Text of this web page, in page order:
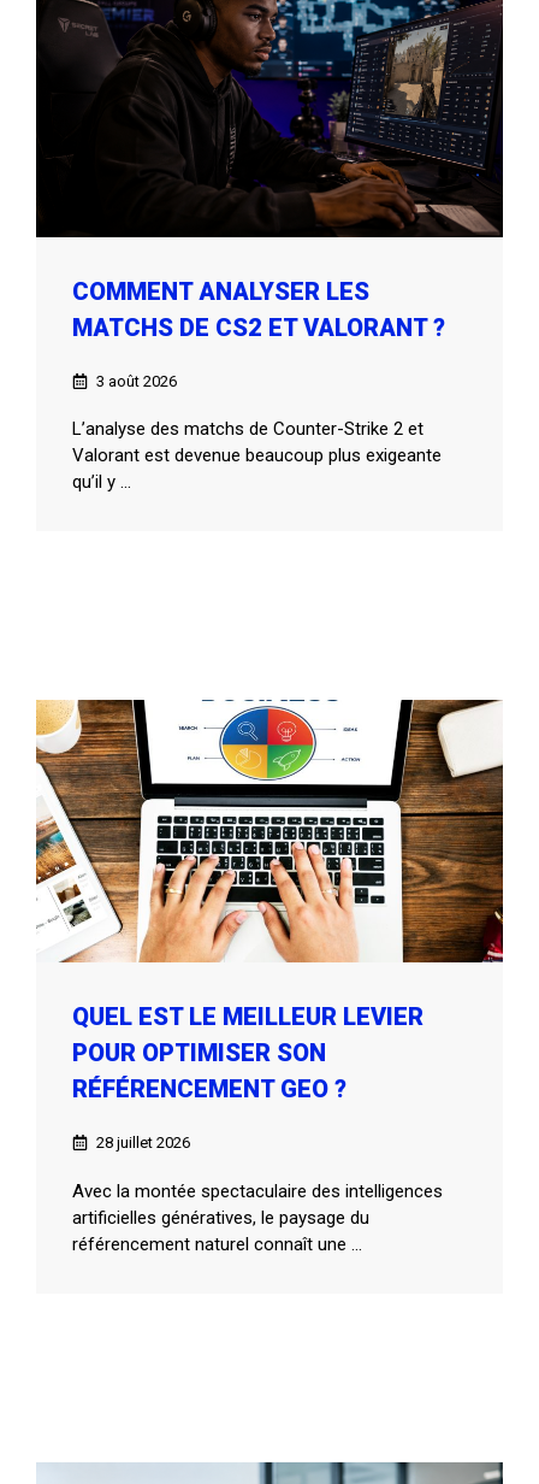
COMMENT ANALYSER LES
MATCHS DE CS2 ET VALORANT ?
3 août 2026
L’analyse des matchs de Counter-Strike 2 et
Valorant est devenue beaucoup plus exigeante
qu’il y ...
QUEL EST LE MEILLEUR LEVIER
POUR OPTIMISER SON
RÉFÉRENCEMENT GEO ?
28 juillet 2026
Avec la montée spectaculaire des intelligences
artificielles génératives, le paysage du
référencement naturel connaît une ...